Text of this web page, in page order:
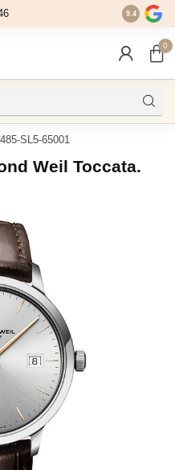
9.4
0
SL5-65001
Weil Toccata.